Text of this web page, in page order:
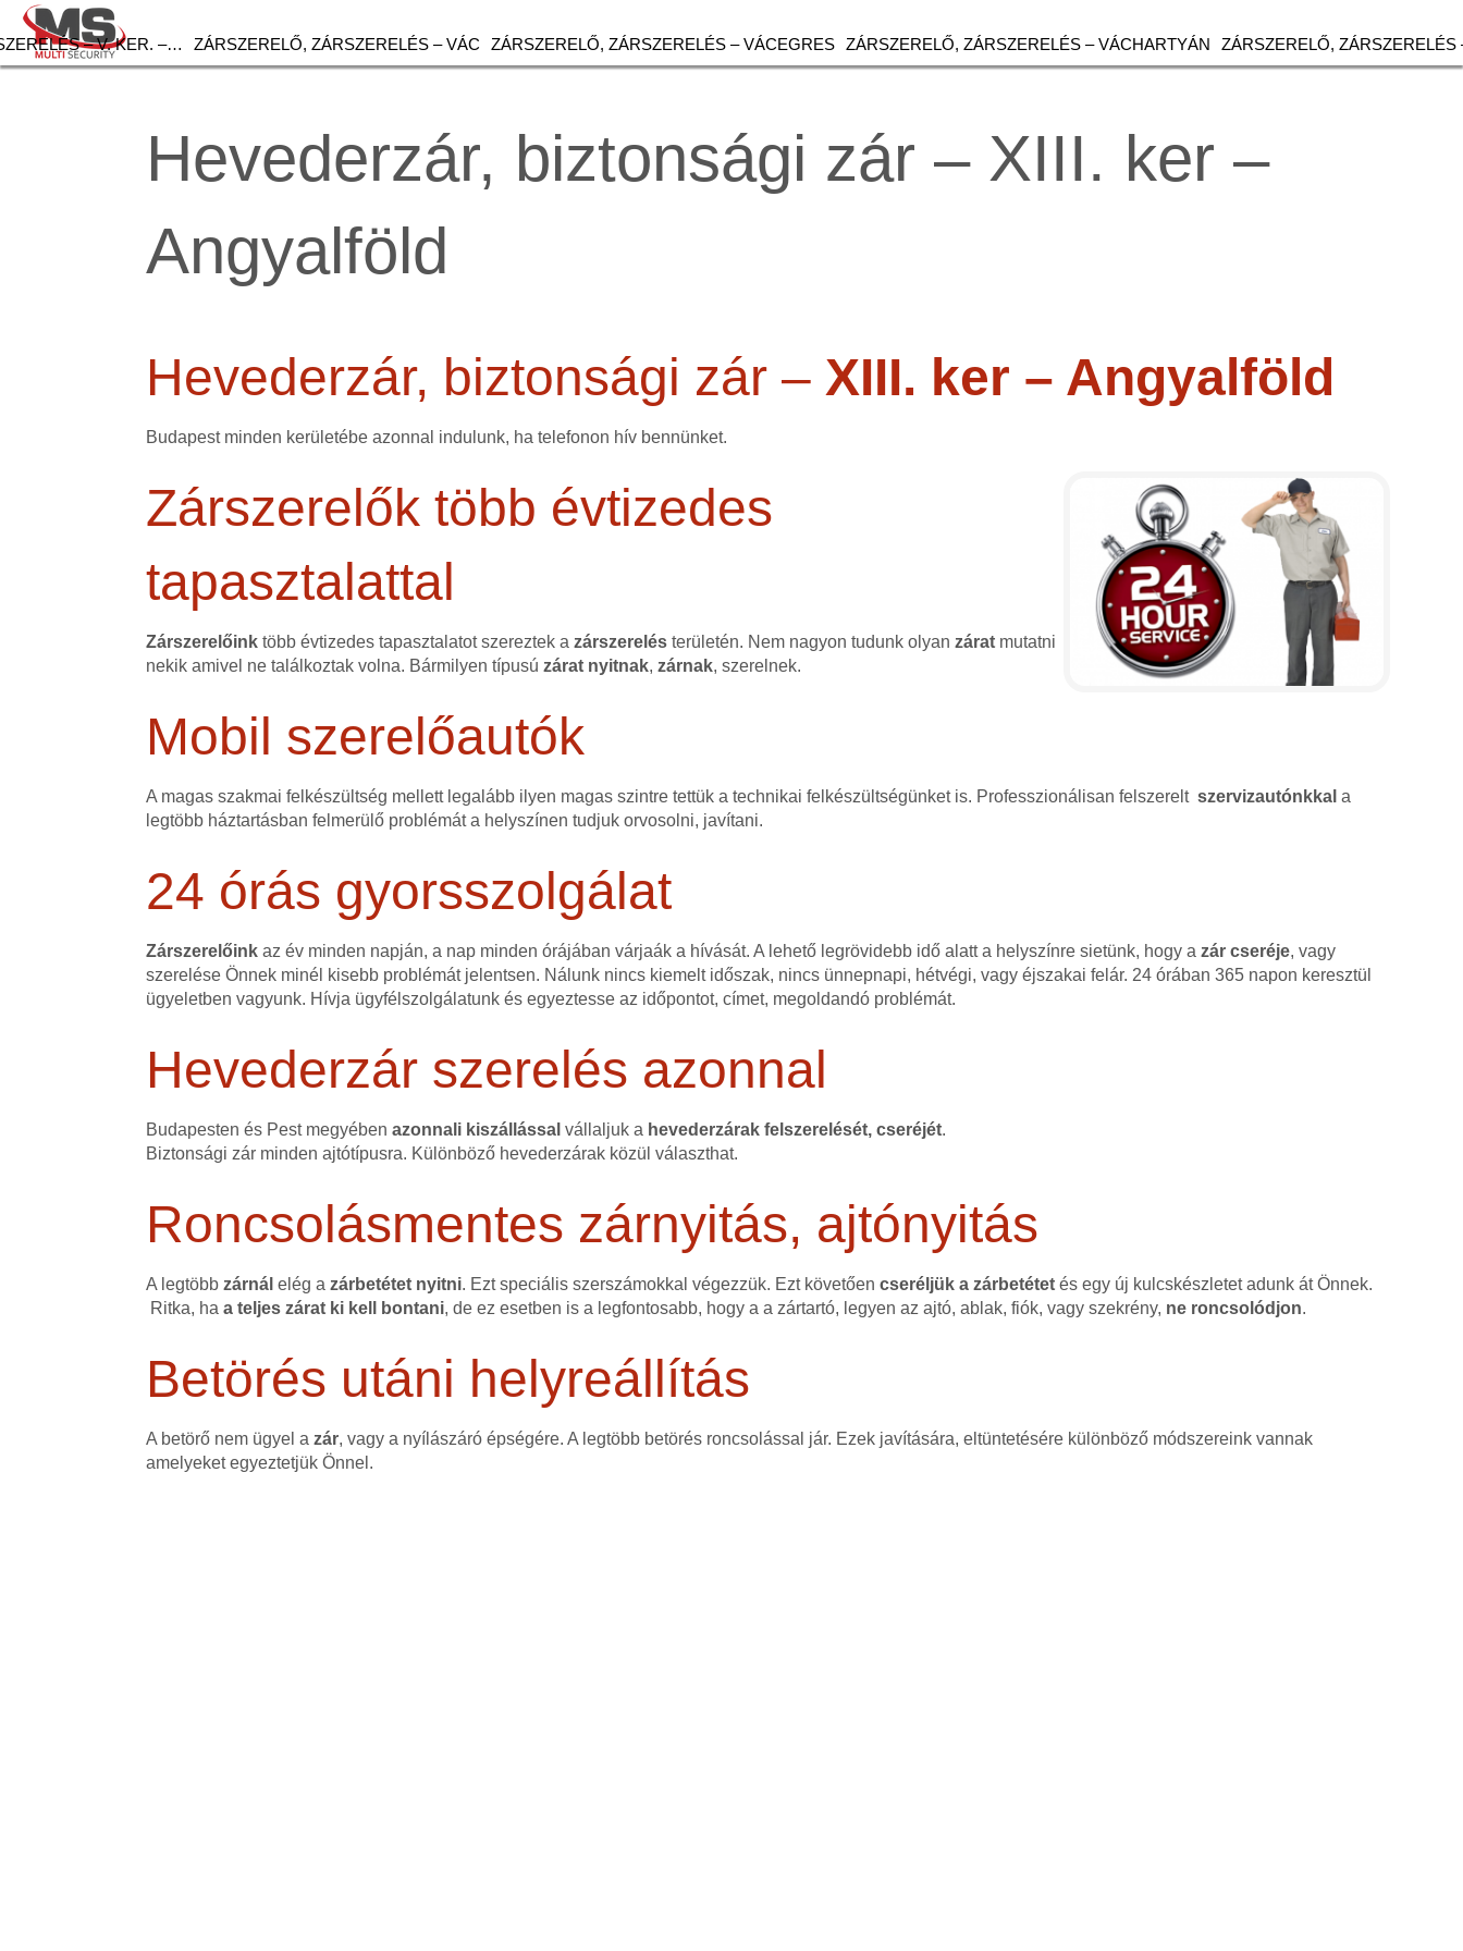
– V. KER. –… ZÁRSZERELŐ, ZÁRSZERELÉS – VÁC ZÁRSZERELŐ, ZÁRSZERELÉS – VÁCEGRES ZÁRSZERELŐ, ZÁRSZERELÉS – VÁCHARTYÁN ZÁRSZERELŐ, ZÁRSZERELÉS
Hevederzár, biztonsági zár – XIII. ker –
Angyalföld
Hevederzár, biztonsági zár – XIII. ker – Angyalföld
Budapest minden kerületébe azonnal indulunk, ha telefonon hív bennünket.
Zárszerelők több évtizedes
tapasztalattal
Zárszerelőink több évtizedes tapasztalatot szereztek azárszerelés területén. Nem nagyon tudunk olyanzárat mutatni
nekik amivel ne találkoztak volna. Bármilyen típusúzárat nyitnak,zárnak, szerelnek.
Mobil szerelőautók
A magas szakmai felkészültség mellett legalább ilyen magas szintre tettük a technikai felkészültségünket is. Professzionálisan felszereltszervizautónkkal a
legtöbb háztartásban felmerülő problémát a helyszínen tudjuk orvosolni, javítani.
24 órás gyorsszolgálat
Zárszerelőink az év minden napján, a nap minden órájában várjaák a hívását. A lehető legrövidebb idő alatt a helyszínre sietünk, hogy azár cseréje, vagy
szerelése Önnek minél kisebb problémát jelentsen. Nálunk nincs kiemelt időszak, nincs ünnepnapi, hétvégi, vagy éjszakai felár. 24 órában 365 napon keresztül
ügyeletben vagyunk. Hívja ügyfélszolgálatunk és egyeztesse az időpontot, címet, megoldandó problémát.
Hevederzár szerelés azonnal
Budapesten és Pest megyében azonnali kiszállással vállaljuk a hevederzárak felszerelését, cseréjét.
Biztonsági zár minden ajtótípusra. Különböző hevederzárak közül választhat.
Roncsolásmentes zárnyitás, ajtónyitás
A legtöbbzárnál elég azárbetétet nyitni. Ezt speciális szerszámokkal végezzük. Ezt követőencseréljük a zárbetétet és egy új kulcskészletet adunk át Önnek.
Ritka, haa teljes zárat ki kell bontani, de ez esetben is a legfontosabb, hogy a a zártartó, legyen az ajtó, ablak, fiók, vagy szekrény, ne roncsolódjon.
Betörés utáni helyreállítás
A betörő nem ügyel azár, vagy a nyílászáró épségére. A legtöbb betörés roncsolással jár. Ezek javítására, eltüntetésére különböző módszereink vannak
amelyeket egyeztetjük Önnel.